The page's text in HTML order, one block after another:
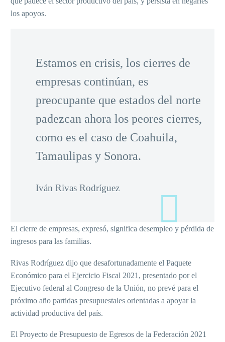
los apoyos.
Estamos en crisis, los cierres de
empresas continúan, es
preocupante que estados del norte
padezcan ahora los peores cierres,
como es el caso de Coahuila,
Tamaulipas y Sonora.
Iván Rivas Rodríguez
El cierre de empresas, expresó, significa desempleo y pérdida de
ingresos para las familias.
Rivas Rodríguez dijo que desafortunadamente el Paquete
Económico para el Ejercicio Fiscal 2021, presentado por el
Ejecutivo federal al Congreso de la Unión, no prevé para el
próximo año partidas presupuestales orientadas a apoyar la
actividad productiva del país.
El Proyecto de Presupuesto de Egresos de la Federación 2021